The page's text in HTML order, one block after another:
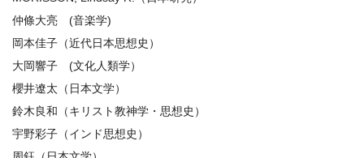
仲條大亮 (音楽学)
岡本佳子（近代日本思想史）
大岡響子 (文化人類学）
櫻井遼太（日本文学）
鈴木良和（キリスト教神学・思想史）
宇野彩子（インド思想史）